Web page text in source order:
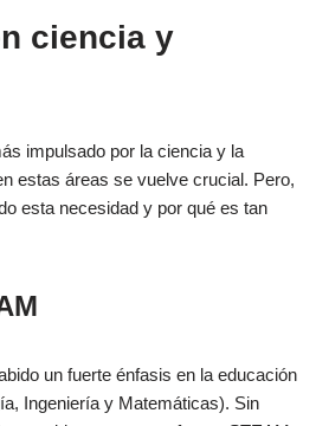
ciencia y
impulsado por la ciencia y la
estas áreas se vuelve crucial. Pero,
esta necesidad y por qué es tan
un fuerte énfasis en la educación
Ingeniería y Matemáticas). Sin